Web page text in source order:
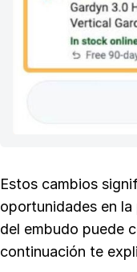
Estos cambios
oportunidades en
del embudo puede
continuación te